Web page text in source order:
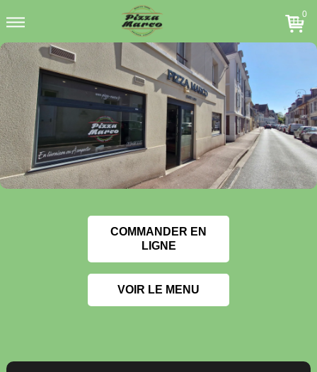
0
COMMANDER EN
LIGNE
VOIR LE MENU